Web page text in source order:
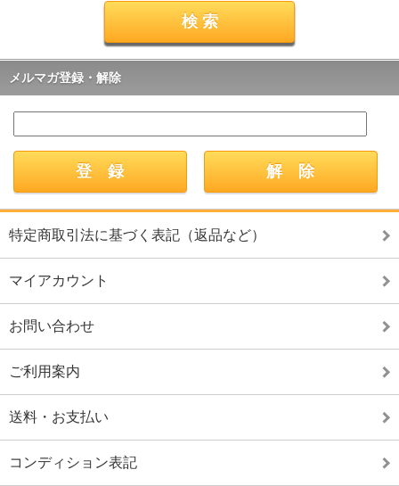
メルマガ登録・解除
特定商取引法に基づく表記（返品など）
マイアカウント
お問い合わせ
ご利用案内
送料・お支払い
コンディション表記